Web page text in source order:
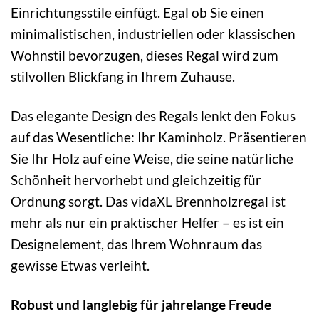
Einrichtungsstile einfügt. Egal ob Sie einen
minimalistischen, industriellen oder klassischen
Wohnstil bevorzugen, dieses Regal wird zum
stilvollen Blickfang in Ihrem Zuhause.
Das elegante Design des Regals lenkt den Fokus
auf das Wesentliche: Ihr Kaminholz. Präsentieren
Sie Ihr Holz auf eine Weise, die seine natürliche
Schönheit hervorhebt und gleichzeitig für
Ordnung sorgt. Das vidaXL Brennholzregal ist
mehr als nur ein praktischer Helfer – es ist ein
Designelement, das Ihrem Wohnraum das
gewisse Etwas verleiht.
Robust und langlebig für jahrelange Freude